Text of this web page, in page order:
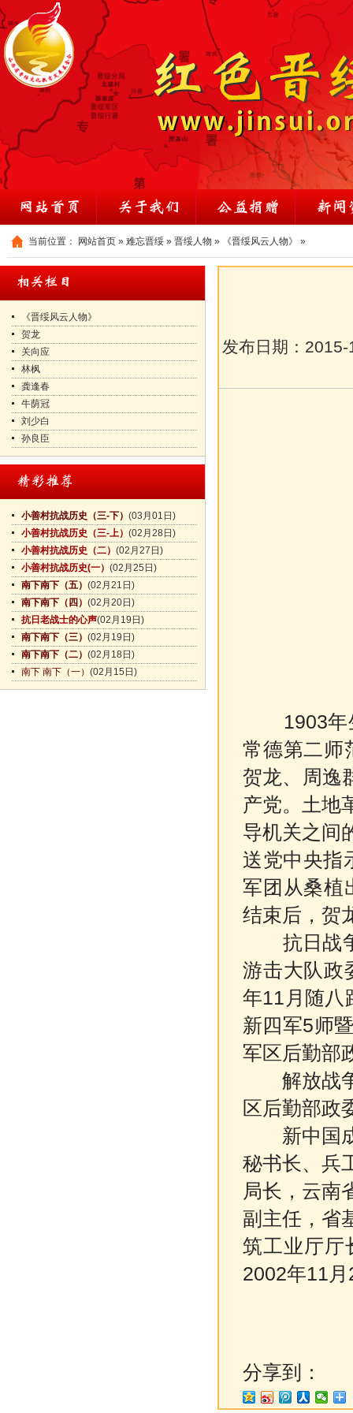
当前位置： 网站首页 » 难忘晋绥 » 晋绥人物 » 《晋绥风云人物》 »
《晋绥风云人物》
贺龙
关向应
林枫
龚逢春
牛荫冠
刘少白
孙良臣
小善村抗战历史（三-下） (03月01日)
小善村抗战历史（三-上） (02月28日)
小善村抗战历史（二） (02月27日)
小善村抗战历史(一） (02月25日)
南下南下（五） (02月21日)
南下南下（四） (02月20日)
抗日老战士的心声(02月19日)
南下南下（三） (02月19日)
南下南下（二） (02月18日)
南下 南下（一） (02月15日)
发布日期： 2015-
1903
常德第二师
贺龙、周逸
产党。土地
导机关之间
送党中央指
军团从桑植
结束后，贺
抗日战争
游击大队政
年11月随八
新四军5师
军区后勤部
解放战争
区后勤部政
新中国成
秘书长、兵
局长，云南
副主任，省
筑工业厅厅
2002年11
分享到：